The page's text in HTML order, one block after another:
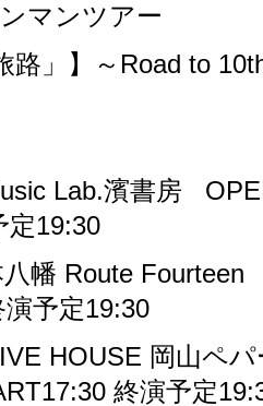
マンツアー
路」】～ Road to
Lab.濱書房
定19:30
幡 Route
演予定19:30
HOUSE 岡山ペ
終演予定